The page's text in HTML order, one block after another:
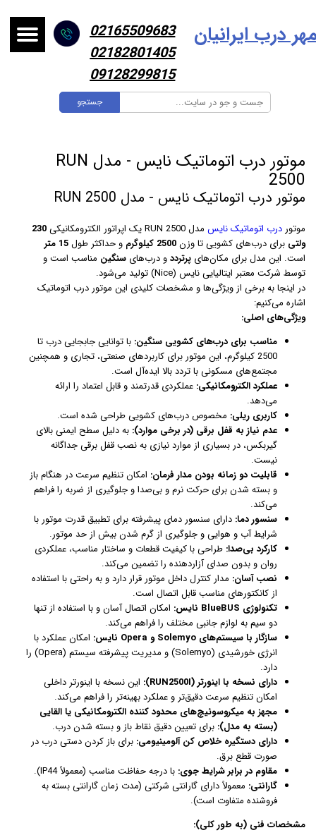
جستجو
درب ایرانیان
02165509683
02182801405
09128299815
موتور درب اتوماتیک نایس - مدل RUN
2500
موتور درب اتوماتیک نایس - مدل RUN 2500
موتوردرب اتوماتیک نایس مدل RUN 2500 یک اپراتور الکترومکانیکی
230
ولتی برای درب‌های کشویی تا وزن2500 کیلوگرم و حداکثر طول15 متر
است. این مدل برای مکان‌های پرترددو درب‌های سنگین مناسب است و
توسط شرکت معتبر ایتالیایی نایس (Nice) تولید می‌شود.
در اینجا به برخی از ویژگی‌ها و مشخصات کلیدی این موتور درب اتوماتیک
اشاره می‌کنیم:
ویژگی‌های اصلی:
مناسب برای درب‌های کشویی سنگین: با توانایی جابجایی درب تا
2500 کیلوگرم، این موتور برای کاربردهای صنعتی، تجاری و همچنین
مجتمع‌های مسکونی با تردد بالا ایده‌آل است.
عملکرد الکترومکانیکی: عملکردی قدرتمند و قابل اعتماد را ارائه
می‌دهد.
کاربری ریلی: مخصوص درب‌های کشویی طراحی شده است.
عدم نیاز به قفل برقی (در برخی موارد): به دلیل سطح ایمنی بالای
گیربکس، در بسیاری از موارد نیازی به نصب قفل برقی جداگانه
نیست.
قابلیت دو زمانه بودن مدار فرمان: امکان تنظیم سرعت در هنگام باز
و بسته شدن برای حرکت نرم و بی‌صدا و جلوگیری از ضربه را فراهم
می‌کند.
سنسور دما: دارای سنسور دمای پیشرفته برای تطبیق قدرت موتور با
شرایط آب و هوایی و جلوگیری از گرم شدن بیش از حد موتور.
کارکرد بی‌صدا: طراحی با کیفیت قطعات و ساختار مناسب، عملکردی
روان و بدون صدای آزاردهنده را تضمین می‌کند.
نصب آسان: مدار کنترل داخل موتور قرار دارد و به راحتی با استفاده
از کانکتورهای مناسب قابل اتصال است.
تکنولوژی BlueBUS نایس:
امکان اتصال آسان و با استفاده از تنها
دو سیم به لوازم جانبی مختلف را فراهم می‌کند.
سازگار با سیستم‌های Solemyo و Opera نایس:
امکان عملکرد با
انرژی خورشیدی (Solemyo) و مدیریت پیشرفته سیستم (Opera) را
دارد.
دارای نسخه با اینورتر (RUN2500I):
این نسخه با اینورتر داخلی
امکان تنظیم سرعت دقیق‌تر و عملکرد بهینه‌تر را فراهم می‌کند.
مجهز به میکروسوئیچ‌های محدود کننده الکترومکانیکی یا القایی
(بسته به مدل): برای تعیین دقیق نقاط باز و بسته شدن درب.
دارای دستگیره خلاص کن آلومینیومی: برای باز کردن دستی درب در
صورت قطع برق.
مقاوم در برابر شرایط جوی: با درجه حفاظت مناسب (معمولاً IP44).
گارانتی: معمولاً دارای گارانتی شرکتی (مدت زمان گارانتی بسته به
فروشنده متفاوت است).
مشخصات فنی (به طور کلی):